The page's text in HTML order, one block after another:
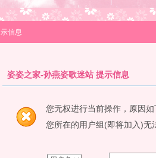
信息
姿姿之家-孙燕姿歌迷站 提示信息
您无权进行当前操作，原因如
您所在的用户组(即将加入)无